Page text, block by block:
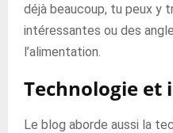
déjà beaucoup, tu peux y
intéressantes ou des
l’alimentation.
Technologie et
Le blog aborde aussi la